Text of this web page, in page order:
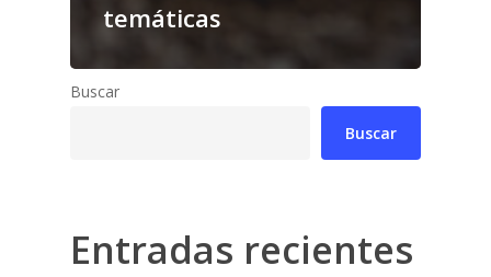
temáticas
Buscar
Buscar
Entradas recientes